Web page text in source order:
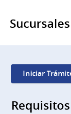
Sucursales
Iniciar
Requisitos